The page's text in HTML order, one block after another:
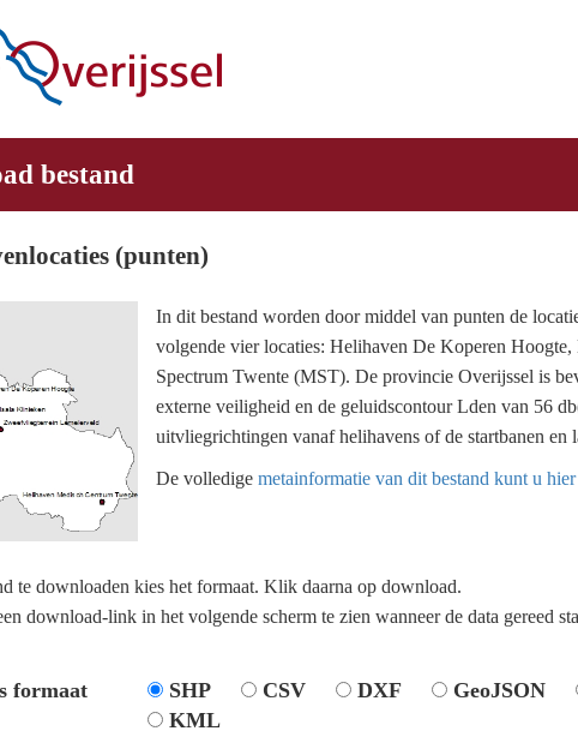
bestand
(punten)
In dit bestand worden door middel van punten de
volgende vier locaties: Helihaven De Koperen
Spectrum Twente (MST). De provincie Overijssel is
externe veiligheid en de geluidscontour Lden van 56
uitvliegrichtingen vanaf helihavens of de startbanen
De volledige metainformatie van dit bestand kunt u hier
te downloaden kies het formaat. Klik daarna op download.
download-link in het volgende scherm te zien wanneer de data gereed
formaat SHP CSV DXF GeoJSON
KML